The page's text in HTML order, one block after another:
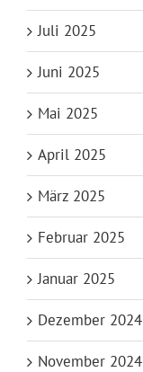
Juli 2025
Juni 2025
Mai 2025
April 2025
März 2025
Februar 2025
Januar 2025
Dezember 2024
November 2024